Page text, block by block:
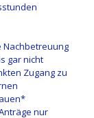
Nachbetreuung
gar nicht
Zugang zu
nur